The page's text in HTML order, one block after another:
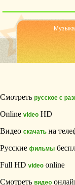
Музыка
Смотреть русское с
Online video HD
Видео скачать на
Русские фильмы
Full HD video online
Смотреть видео